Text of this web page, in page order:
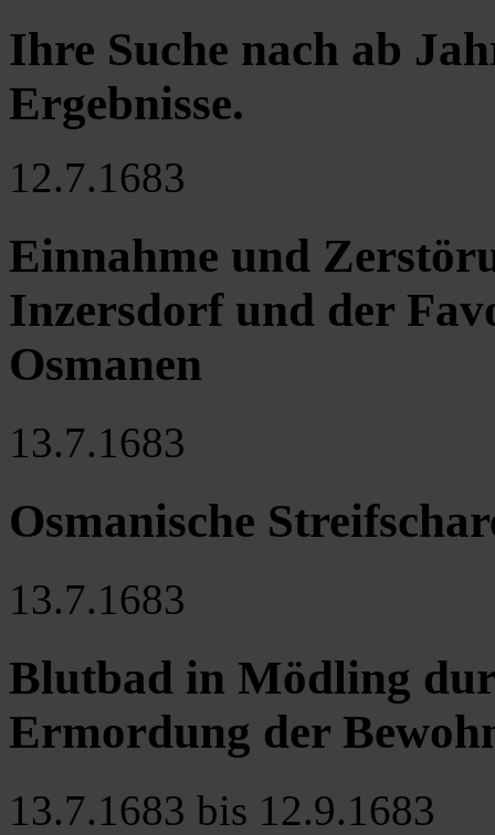
Ihre Suche nach ab
Ergebnisse.
12.7.1683
Einnahme und
Inzersdorf und der
Osmanen
13.7.1683
Osmanische
13.7.1683
Blutbad in Mödling
Ermordung der
13.7.1683 bis 12.9.1683